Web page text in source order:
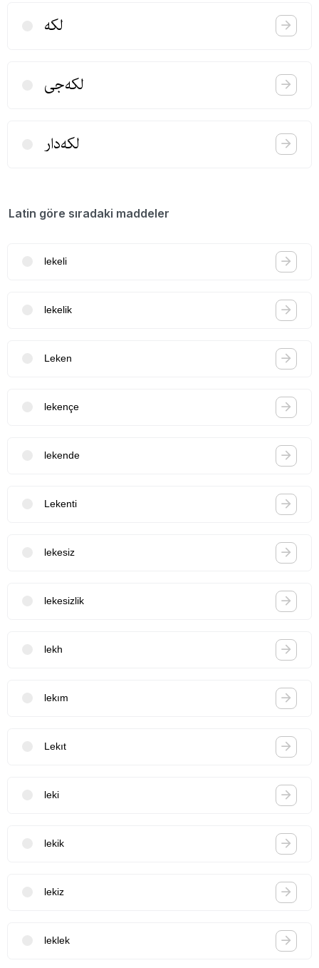
لكه
لكه‌جی
لكه‌دار
Latin göre sıradaki maddeler
lekeli
lekelik
Leken
lekençe
lekende
Lekenti
lekesiz
lekesizlik
lekh
lekım
Lekıt
leki
lekik
lekiz
leklek